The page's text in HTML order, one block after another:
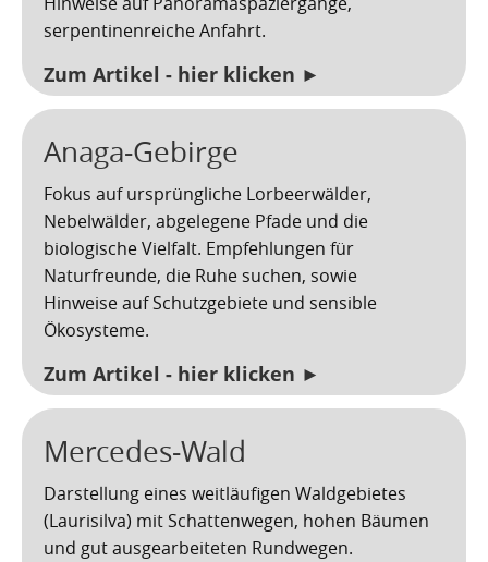
Puerto de la Cruz
San Cristóbal de La Laguna
San Juan de la Rambla
San Miguel de Abona
Santa Cruz de Tenerife
Santa Úrsula
Santiago del Teide
Tegueste
Kartoffelrevolution 1846
Verworfenes Exil
Franco auf Teneriffa
Thor Heyerdahl und die Pyramiden von Güímar
serpentinenreiche Anfahrt.
Zum Artikel - hier klicken ►
Anaga‑Gebirge
Fokus auf ursprüngliche Lorbeerwälder,
Nebelwälder, abgelegene Pfade und die
biologische Vielfalt. Empfehlungen für
Naturfreunde, die Ruhe suchen, sowie
Hinweise auf Schutzgebiete und sensible
Ökosysteme.
Zum Artikel - hier klicken ►
Mercedes‑Wald
Darstellung eines weitläufigen Waldgebietes
(Laurisilva) mit Schattenwegen, hohen Bäumen
und gut ausgearbeiteten Rundwegen.